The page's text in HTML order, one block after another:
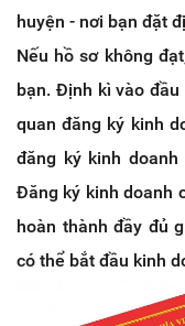
huyện - nơi bạn đặt
Nếu hồ sơ không
bạn. Định kì vào
quan đăng ký kinh
đăng ký kinh
Đăng ký kinh doanh
hoàn thành đầy đủ
có thể bắt đầu kinh